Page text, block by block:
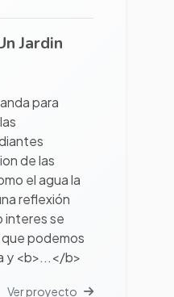
Jardin
para
de las
el agua la
reflexión
interes se
podemos
y <b>...</b>
Ver proyecto